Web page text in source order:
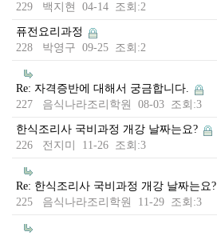
229 백지현 04-14 조회:2
퓨전요리과정
228 박영구 09-25 조회:2
Re: 자격증반에 대해서 궁금합니다.
227 음식나라조리학원 08-03 조회:3
한식조리사 국비과정 개강 날짜는요?
226 전지미 11-26 조회:3
Re: 한식조리사 국비과정 개강 날짜는요?
225 음식나라조리학원 11-29 조회:3